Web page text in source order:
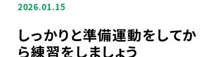
2026.01.15
しっかりと準備運動をしてか
ら練習をしましょう